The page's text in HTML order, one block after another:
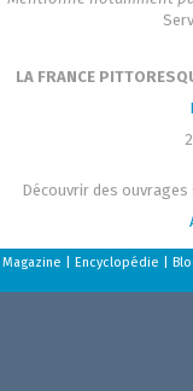
LA FRANCE
Découvrir des
Magazine Encyclopédie